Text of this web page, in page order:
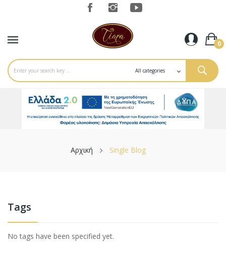
0
Αρχική Single Blog
Tags
No tags have been specified yet.